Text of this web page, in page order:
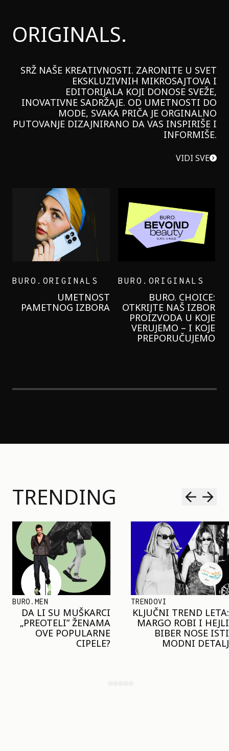
ORIGINALS.
SRŽ NAŠE KREATIVNOSTI. ZARONITE U SVET
EKSKLUZIVNIH MIKROSAJTOVA I
EDITORIJALA KOJI DONOSE SVEŽE,
INOVATIVNE SADRŽAJE. OD UMETNOSTI DO
MODE, SVAKA PRIČA JE ORGINALNO
PUTOVANJE DIZAJNIRANO DA VAS INSPIRIŠE I
INFORMIŠE.
VIDI SVE
GARNIER KREMU I
NIKADA NIŠTA
LAGANIJE NISAM
KORISTILA
TRENDING
TRENDOVI
KLJUČNI TREND LETA:
MARGO ROBI I HEJLI
BIBER NOSE ISTI
MODNI DETALJ
SHOPPING
JOŠ JE RANO ZA JAKNE
– ALI U RESERVED JE
STIGAO MODEL KOJI
ĆE BITI VELIKI TREND